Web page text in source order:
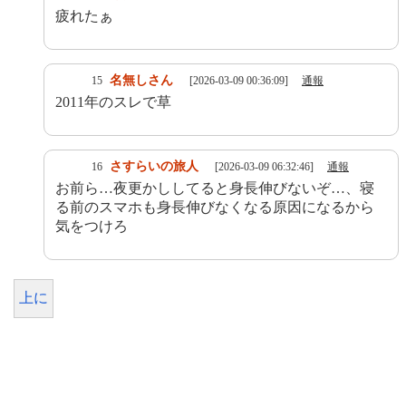
疲れたぁ
15 名無しさん [2026-03-09 00:36:09] 通報
2011年のスレで草
16 さすらいの旅人 [2026-03-09 06:32:46] 通報
お前ら…夜更かししてると身長伸びないぞ…、寝
る前のスマホも身長伸びなくなる原因になるから
気をつけろ
上に